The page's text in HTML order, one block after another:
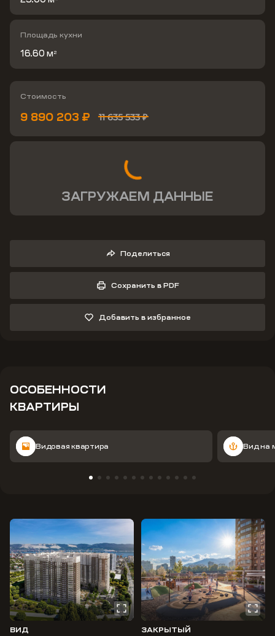
Площадь кухни
16.60 м 2
Стоимость
11 635 533 ₽
9 890 203 ₽
ЗАГРУЖАЕМ ДАННЫЕ
Поделиться
Сохранить в PDF
Добавить в избранное
ОСОБЕННОСТИ
КВАРТИРЫ
Видовая квартира Вид на
ВИД
ЗАКРЫТЫЙ